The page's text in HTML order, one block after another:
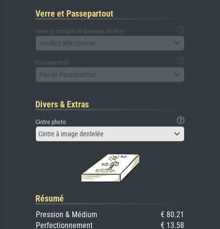
Verre et Passepartout
verre (y compris le panneau arrière)
Veuillez sélectionner
Passepartout
Pas de Passepartout
Divers & Extras
Cintre photo
Cintre à image dentelée
Résumé
Pression & Médium
€ 80.21
Perfectionnement
€ 13.58